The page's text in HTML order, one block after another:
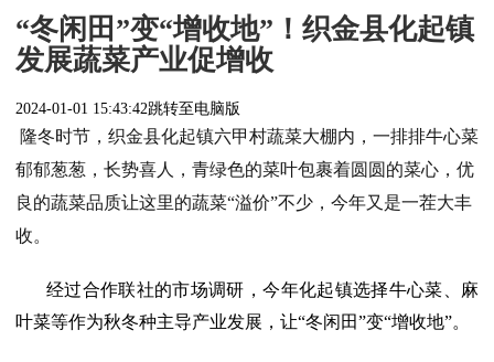
“冬闲田”变“增收地”！织金县化起镇
发展蔬菜产业促增收
2024-01-01 15:43:42跳转至电脑版
隆冬时节，织金县化起镇六甲村蔬菜大棚内，一排排牛心菜
郁郁葱葱，长势喜人，青绿色的菜叶包裹着圆圆的菜心，优
良的蔬菜品质让这里的蔬菜“溢价”不少，今年又是一茬大丰
收。
经过合作联社的市场调研，今年化起镇选择牛心菜、麻
叶菜等作为秋冬种主导产业发展，让“冬闲田”变“增收地”。